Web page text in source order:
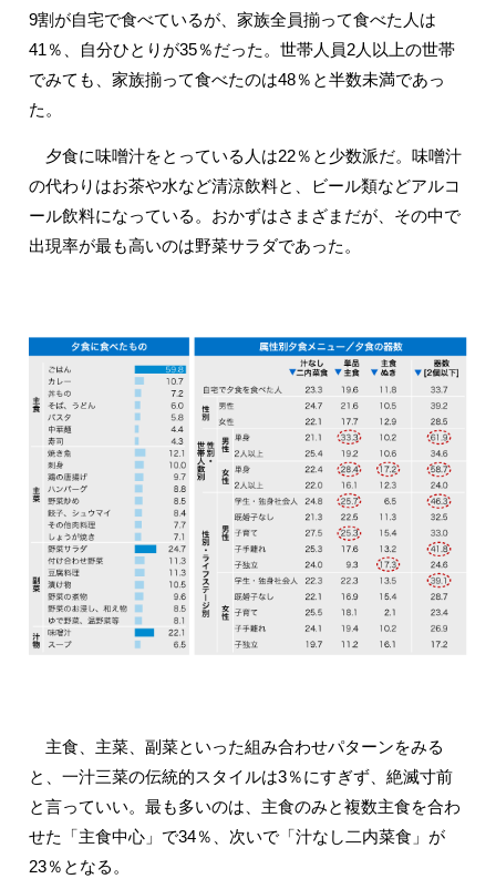
9割が自宅で食べているが、家族全員揃って食べた人は
41％、自分ひとりが35％だった。世帯人員2人以上の世帯
でみても、家族揃って食べたのは48％と半数未満であっ
た。
夕食に味噌汁をとっている人は22％と少数派だ。味噌汁
の代わりはお茶や水など清涼飲料と、ビール類などアルコ
ール飲料になっている。おかずはさまざまだが、その中で
出現率が最も高いのは野菜サラダであった。
主食、主菜、副菜といった組み合わせパターンをみる
と、一汁三菜の伝統的スタイルは3％にすぎず、絶滅寸前
と言っていい。最も多いのは、主食のみと複数主食を合わ
せた「主食中心」で34％、次いで「汁なし二内菜食」が
23％となる。